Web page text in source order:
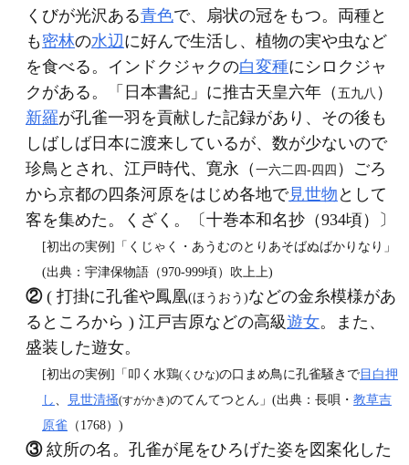
くびが光沢ある青色で、扇状の冠をもつ。両種と
も 密林の水辺に好んで生活し、植物の実や虫など
を食べる。インドクジャクの白変種にシロクジャ
クがある。「日本書紀」に推古天皇六年（五九八 ）
新羅が孔雀一羽を貢献した記録があり、その後も
しばしば日本に渡来しているが、数が少ないので
珍鳥とされ、江戸時代、寛永（一六二四‐四四 ）ごろ
から京都の四条河原をはじめ各地で見世物 として
客を集めた。くざく。〔十巻本和名抄（934頃）〕
[初出の実例]「くじゃく・あうむのとりあそばぬばかりなり」
(出典：宇津保物語（970‐999頃）吹上上)
②( 打掛に孔雀や鳳凰(ほうおう)などの金糸模様があ
るところから ) 江戸吉原などの高級遊女。また、
盛装した遊女。
[初出の実例]「叩く水鶏(くひな)の口まめ鳥に孔雀騒きで目白押
し
見世清掻(すがかき)のてんてつとん」(出典：長唄・ 教草吉
原雀 （1768）)
③紋所の名。孔雀が尾をひろげた姿を図案化した